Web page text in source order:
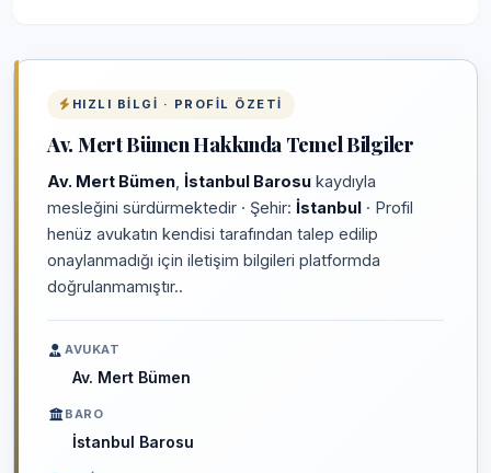
HIZLI BILGI · PROFIL ÖZETI
Av. Mert Bümen Hakkında Temel Bilgiler
Av. Mert Bümen İstanbul Barosu kaydıyla
mesleğini sürdürmektedir · Şehir: İstanbul · Profil
henüz avukatın kendisi tarafından talep edilip
onaylanmadığı için iletişim bilgileri platformda
doğrulanmamıştır..
AVUKAT
Av. Mert Bümen
BARO
İstanbul Barosu